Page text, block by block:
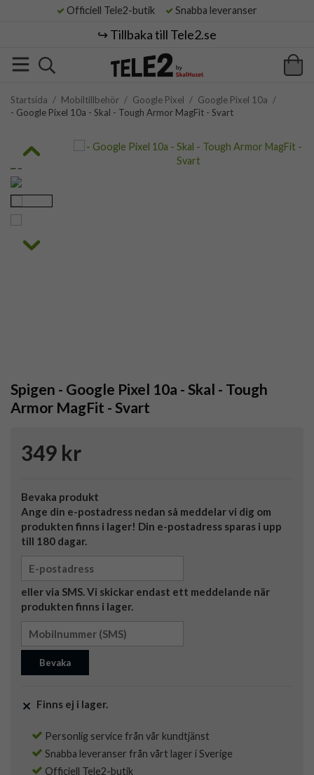
Officiell Tele2-butik Snabba leveranser
↪️ Tillbaka till Tele2.se
Startsida / Mobiltillbehör / Google Pixel / Google Pixel 10a /
- Google Pixel 10a - Skal - Tough Armor MagFit - Svart
Spigen - Google Pixel 10a - Skal - Tough
Armor MagFit - Svart
349 kr
Bevaka produkt
Ange din e-postadress nedan så meddelar vi dig om
produkten finns i lager! Din e-postadress sparas i upp
till 180 dagar.
eller via SMS. Vi skickar endast ett meddelande när
produkten finns i lager.
Bevaka
Finns ej i lager.
Personlig service från vår kundtjänst
Snabba leveranser från vårt lager i Sverige
Officiell Tele2-butik